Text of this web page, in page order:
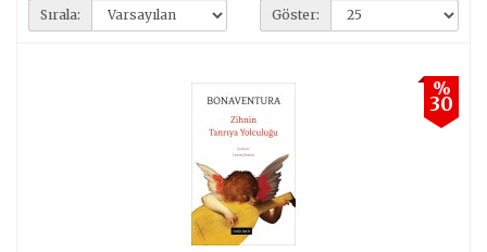
Sırala: Göster:
%
30